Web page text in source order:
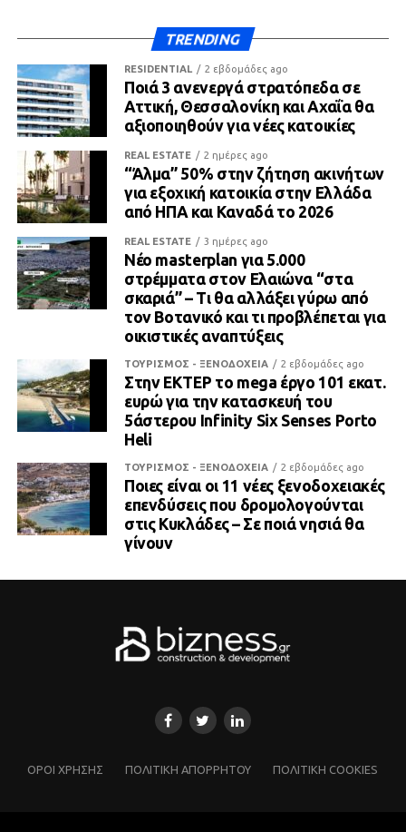
TRENDING
RESIDENTIAL 2 εβδομάδες ago
Ποιά 3 ανενεργά στρατόπεδα σε
Αττική, Θεσσαλονίκη και Αχαΐα θα
αξιοποιηθούν για νέες κατοικίες
REAL ESTATE 2 ημέρες ago
“Άλμα” 50% στην ζήτηση ακινήτων
για εξοχική κατοικία στην Ελλάδα
από ΗΠΑ και Καναδά το 2026
REAL ESTATE 3 ημέρες ago
Νέο masterplan για 5.000
στρέμματα στον Ελαιώνα “στα
σκαριά” – Τι θα αλλάξει γύρω από
τον Βοτανικό και τι προβλέπεται για
οικιστικές αναπτύξεις
ΤΟΥΡΙΣΜΟΣ - ΞΕΝΟΔΟΧΕΙΑ 2 εβδομάδες ago
Στην ΕΚΤΕΡ το mega έργο 101 εκατ.
ευρώ για την κατασκευή του
5άστερου Infinity Six Senses Porto
Heli
ΤΟΥΡΙΣΜΟΣ - ΞΕΝΟΔΟΧΕΙΑ 2 εβδομάδες ago
Ποιες είναι οι 11 νέες ξενοδοχειακές
επενδύσεις που δρομολογούνται
στις Κυκλάδες – Σε ποιά νησιά θα
γίνουν
ΌΡΟΙ ΧΡΗΣΗΣ ΠΟΛΙΤΙΚΗ ΑΠΟΡΡΗΤΟΥ ΠΟΛΙΤΙΚΗ COOKIES